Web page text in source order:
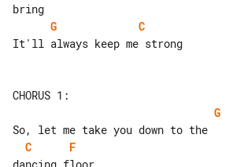
G
C
It'll always keep me strong
G
C
F